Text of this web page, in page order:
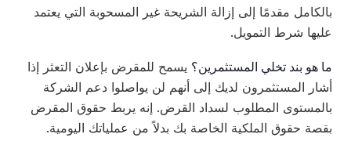
بالكامل مقدمًا إلى إزالة الشريحة غير المسحوبة التي يعتمد
عليها شرط التمويل.
ما هو بند تخلي المستثمرين؟ يسمح للمقرض بإعلان التعثر إذا
أشار المستثمرون لديك إلى أنهم لن يواصلوا دعم الشركة
بالمستوى المطلوب لسداد القرض. إنه يربط حقوق المقرض
بقصة حقوق الملكية الخاصة بك بدلاً من عملياتك اليومية.